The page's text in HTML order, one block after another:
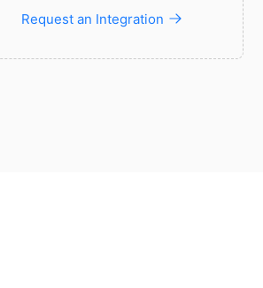
Request an Integration